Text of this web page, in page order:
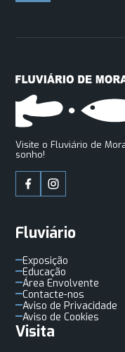
Visite o Fluviário de
sonho!
Fluviário
Exposição
Educação
Área Envolvente
Contacte-nos
Aviso de Privacidade
Aviso de Cookies
Visita